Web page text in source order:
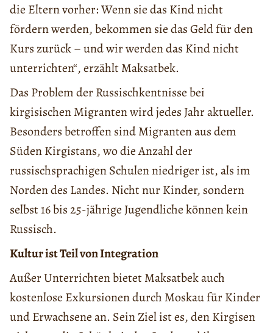
die Eltern vorher: Wenn sie das Kind nicht
fördern werden, bekommen sie das Geld für den
Kurs zurück – und wir werden das Kind nicht
unterrichten“, erzählt Maksatbek.
Das Problem der Russischkentnisse bei
kirgisischen Migranten wird jedes Jahr aktueller.
Besonders betroffen sind Migranten aus dem
Süden Kirgistans, wo die Anzahl der
russischsprachigen Schulen niedriger ist, als im
Norden des Landes. Nicht nur Kinder, sondern
selbst 16 bis 25-jährige Jugendliche können kein
Russisch.
Kultur ist Teil von Integration
Außer Unterrichten bietet Maksatbek auch
kostenlose Exkursionen durch Moskau für Kinder
und Erwachsene an. Sein Ziel ist es, den Kirgisen